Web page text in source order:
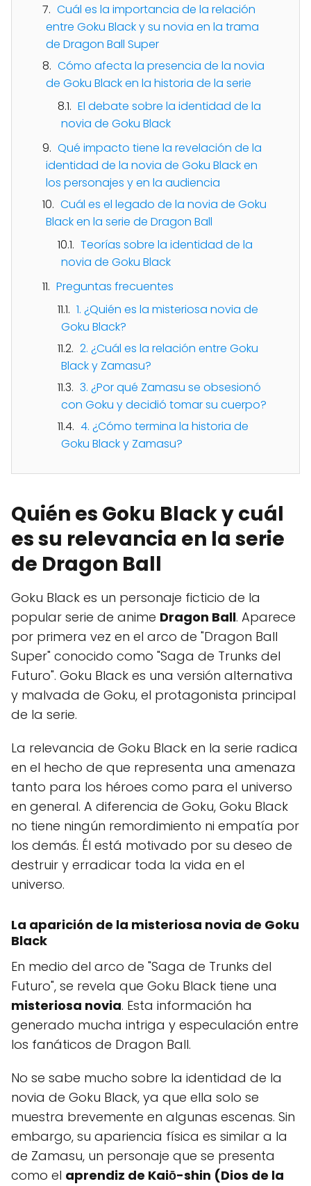
Cuál es la importancia de la relación
entre Goku Black y su novia en la trama
de Dragon Ball Super
Cómo afecta la presencia de la novia
de Goku Black en la historia de la serie
El debate sobre la identidad de la
novia de Goku Black
Qué impacto tiene la revelación de la
identidad de la novia de Goku Black en
los personajes y en la audiencia
Cuál es el legado de la novia de Goku
Black en la serie de Dragon Ball
Teorías sobre la identidad de la
novia de Goku Black
Preguntas frecuentes
1. ¿Quién es la misteriosa novia de
Goku Black?
2. ¿Cuál es la relación entre Goku
Black y Zamasu?
3. ¿Por qué Zamasu se obsesionó
con Goku y decidió tomar su cuerpo?
4. ¿Cómo termina la historia de
Goku Black y Zamasu?
Quién es Goku Black y cuál
es su relevancia en la serie
de Dragon Ball
Goku Black es un personaje ficticio de la
popular serie de anime Dragon Ball. Aparece
por primera vez en el arco de "Dragon Ball
Super" conocido como "Saga de Trunks del
Futuro". Goku Black es una versión alternativa
y malvada de Goku, el protagonista principal
de la serie.
La relevancia de Goku Black en la serie radica
en el hecho de que representa una amenaza
tanto para los héroes como para el universo
en general. A diferencia de Goku, Goku Black
no tiene ningún remordimiento ni empatía por
los demás. Él está motivado por su deseo de
destruir y erradicar toda la vida en el
universo.
La aparición de la misteriosa novia de Goku
Black
En medio del arco de "Saga de Trunks del
Futuro", se revela que Goku Black tiene una
misteriosa novia. Esta información ha
generado mucha intriga y especulación entre
los fanáticos de Dragon Ball.
No se sabe mucho sobre la identidad de la
novia de Goku Black, ya que ella solo se
muestra brevemente en algunas escenas. Sin
embargo, su apariencia física es similar a la
de Zamasu, un personaje que se presenta
como el aprendiz de Kaiō-shin (Dios de la